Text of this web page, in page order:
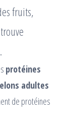
fruits,
protéines
adultes
de protéines